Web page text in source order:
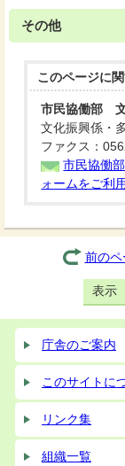
その他
このページに
市民協働部
文化振興係・
ファクス：
市民協働
ォームをご利
前のペ
表示
庁舎のご案内
このサイトに
リンク集
組織一覧